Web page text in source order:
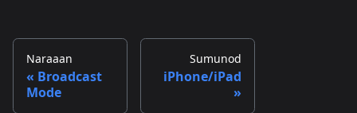
Naraaan
Broadcast
Mode
Sumunod
iPhone/iPad